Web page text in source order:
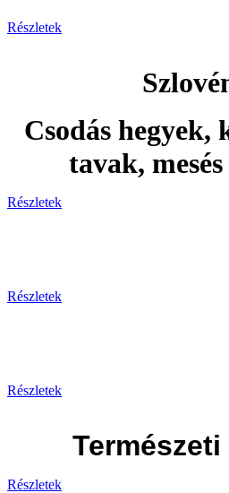
Részletek
Csodás
tavak,
Részletek
Részletek
Részletek
Részletek